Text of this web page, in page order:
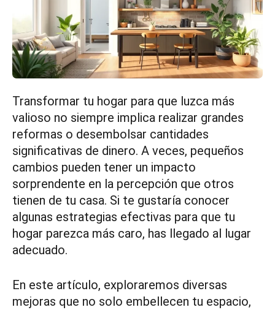
Transformar tu hogar para que luzca más
valioso no siempre implica realizar grandes
reformas o desembolsar cantidades
significativas de dinero. A veces, pequeños
cambios pueden tener un impacto
sorprendente en la percepción que otros
tienen de tu casa. Si te gustaría conocer
algunas estrategias efectivas para que tu
hogar parezca más caro, has llegado al lugar
adecuado.
En este artículo, exploraremos diversas
mejoras que no solo embellecen tu espacio,